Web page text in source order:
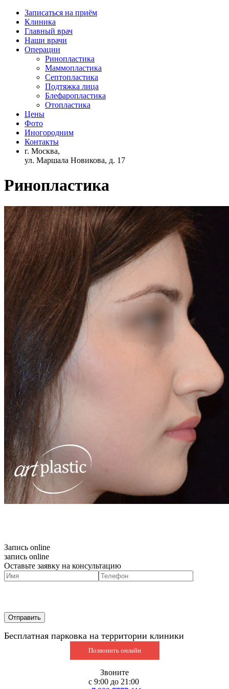
Записаться на приём
Клиника
Главный врач
Наши врачи
Операции
Ринопластика
Маммопластика
Септопластика
Подтяжка лица
Блефаропластика
Отопластика
Цены
Фото
Иногородним
Контакты
г. Москва,
ул. Маршала Новикова, д. 17
Ринопластика
Запись online
запись online
Оставьте заявку на консультацию
Бесплатная парковка на территории клиники
Позвонить онлайн
Звоните
с 9:00 до 21:00